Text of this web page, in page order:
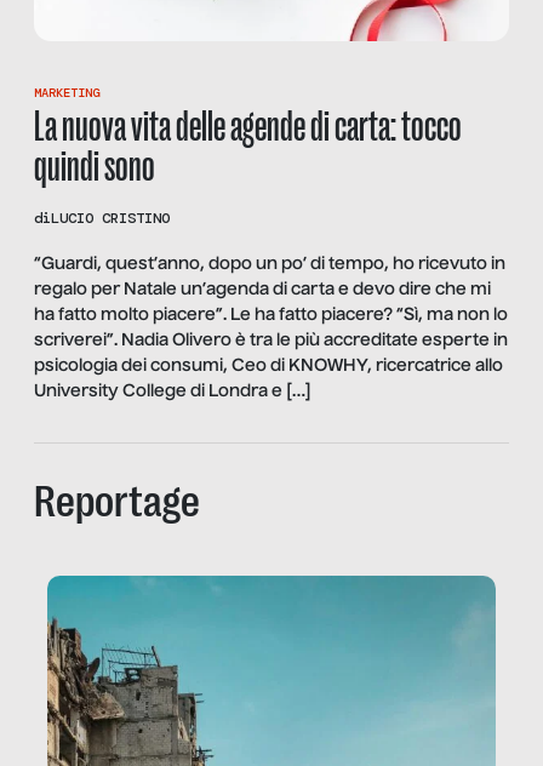
MARKETING
La nuova vita delle agende di carta: tocco
quindi sono
diLUCIO CRISTINO
“Guardi, quest’anno, dopo un po’ di tempo, ho ricevuto in
regalo per Natale un’agenda di carta e devo dire che mi
ha fatto molto piacere”. Le ha fatto piacere? “Sì, ma non lo
scriverei”. Nadia Olivero è tra le più accreditate esperte in
psicologia dei consumi, Ceo di KNOWHY, ricercatrice allo
University College di Londra e […]
Reportage